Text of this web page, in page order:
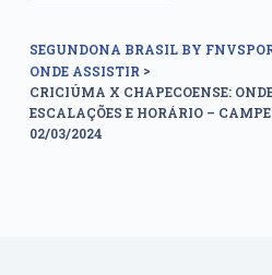
SEGUNDONA BRASIL BY
ONDE ASSISTIR >
CRICIÚMA X CHAPECOENSE:
ESCALAÇÕES E HORÁRIO –
02/03/2024